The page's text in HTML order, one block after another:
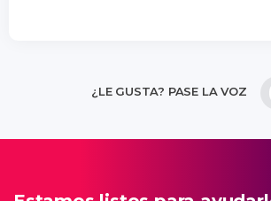
¿LE GUSTA? PASE LA VOZ